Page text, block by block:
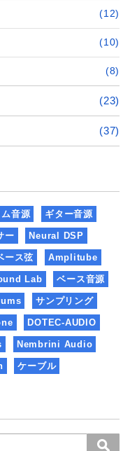
(12)
(10)
(8)
(23)
(37)
ム音源 ギター音源
ー Neural DSP
ース弦 Amplitube
Lab ベース音源
サンプリング
DOTEC-AUDIO
Nembrini Audio
ケーブル